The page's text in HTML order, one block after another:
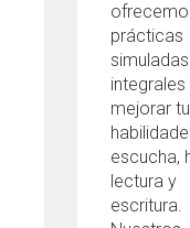
prácticas
simuladas
integrales
mejorar
escucha,
lectura y
escritura.